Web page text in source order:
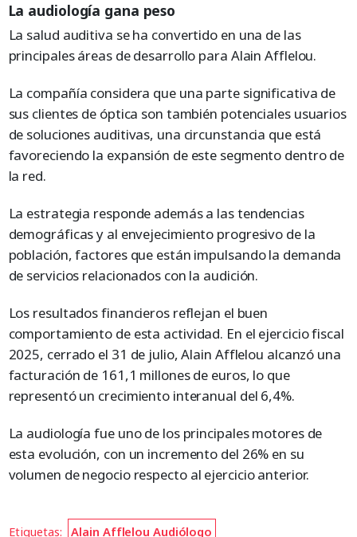
La audiología gana peso
La salud auditiva se ha convertido en una de las
principales áreas de desarrollo para Alain Afflelou.
La compañía considera que una parte significativa de
sus clientes de óptica son también potenciales usuarios
de soluciones auditivas, una circunstancia que está
favoreciendo la expansión de este segmento dentro de
la red.
La estrategia responde además a las tendencias
demográficas y al envejecimiento progresivo de la
población, factores que están impulsando la demanda
de servicios relacionados con la audición.
Los resultados financieros reflejan el buen
comportamiento de esta actividad. En el ejercicio fiscal
2025, cerrado el 31 de julio, Alain Afflelou alcanzó una
facturación de 161,1 millones de euros, lo que
representó un crecimiento interanual del 6,4%.
La audiología fue uno de los principales motores de
esta evolución, con un incremento del 26% en su
volumen de negocio respecto al ejercicio anterior.
Etiquetas: Alain Afflelou Audiólogo